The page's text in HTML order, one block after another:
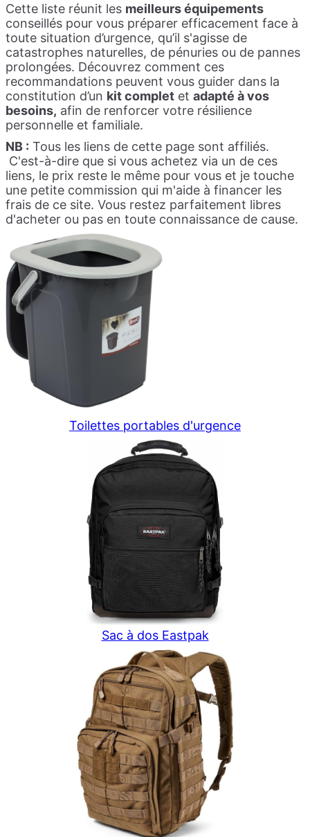
Cette liste réunit les meilleurs équipements
conseillés pour vous préparer efficacement face à
toute situation d’urgence, qu’il s'agisse de
catastrophes naturelles, de pénuries ou de pannes
prolongées. Découvrez comment ces
recommandations peuvent vous guider dans la
constitution d’un kit complet et adapté à vos
besoins, afin de renforcer votre résilience
personnelle et familiale.
NB : Tous les liens de cette page sont affiliés.
C'est-à-dire que si vous achetez via un de ces
liens, le prix reste le même pour vous et je touche
une petite commission qui m'aide à financer les
frais de ce site. Vous restez parfaitement libres
d'acheter ou pas en toute connaissance de cause.
Toilettes portables d'urgence
Sac à dos Eastpak